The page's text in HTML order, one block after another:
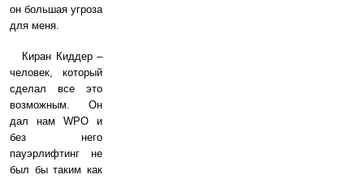
он большая угроза
для меня.
Киран Киддер –
человек, который
сделал все это
возможным. Он
дал нам WPO и
без него
пауэрлифтинг не
был бы таким как